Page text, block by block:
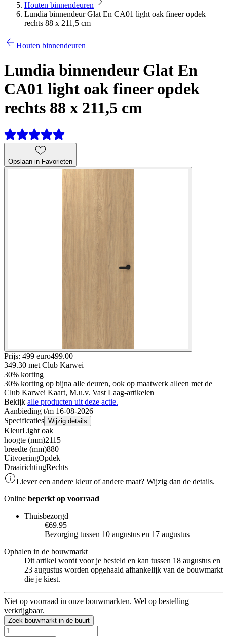
Houten binnendeuren
Lundia binnendeur Glat En CA01 light oak fineer opdek
rechts 88 x 211,5 cm
Houten binnendeuren
Lundia binnendeur Glat En
CA01 light oak fineer opdek
rechts 88 x 211,5 cm
Opslaan in Favorieten
Prijs: 499 euro499.00
349.30 met Club Karwei
30% korting
30% korting op bijna alle deuren, ook op maatwerk alleen met de
Club Karwei Kaart, M.u.v. Vast Laag-artikelen
Bekijk alle producten uit deze actie.
Aanbieding t/m 16-08-2026
Specificaties Wijzig details
KleurLight oak
hoogte (mm)2115
breedte (mm)880
UitvoeringOpdek
DraairichtingRechts
Liever een andere kleur of andere maat? Wijzig dan de details.
Online beperkt op voorraad
Thuisbezorgd
€69.95
Bezorging tussen 10 augustus en 17 augustus
Ophalen in de bouwmarkt
Dit artikel wordt voor je besteld en kan tussen 18 augustus en
23 augustus worden opgehaald afhankelijk van de bouwmarkt
die je kiest.
Niet op voorraad in onze bouwmarkten. Wel op bestelling
verkrijgbaar.
Zoek bouwmarkt in de buurt